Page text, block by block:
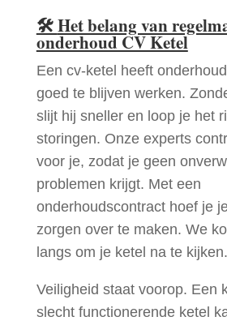
🛠Het belang van
onderhoud CV Ketel
Een cv-ketel heeft
goed te blijven werken.
slijt hij sneller en loop je het
storingen. Onze experts
voor je, zodat je geen
problemen krijgt. Met een
onderhoudscontract hoef je
zorgen over te maken. We
langs om je ketel na te kijken.
Veiligheid staat voorop. Een
slecht functionerende ketel